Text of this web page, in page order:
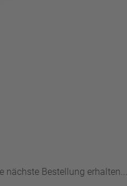
nächste Bestellung erhalten...